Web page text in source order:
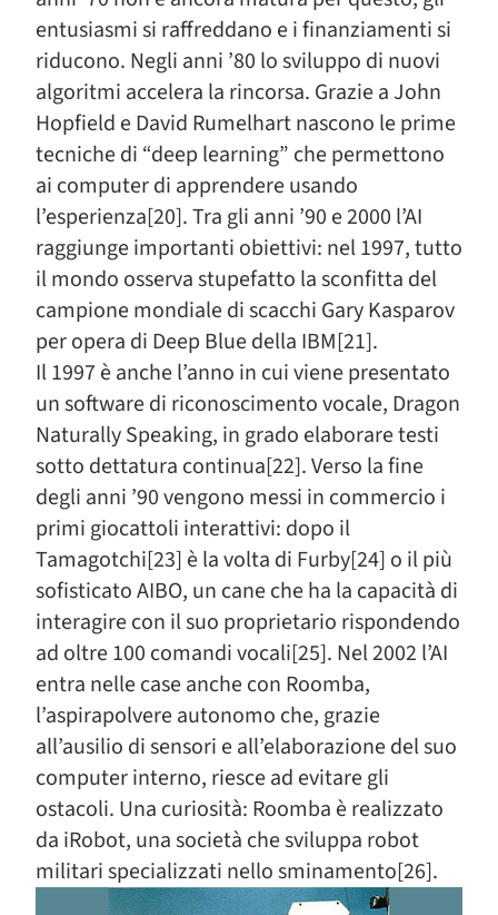
entusiasmi si raffreddano e i finanziamenti si
riducono. Negli anni ’80 lo sviluppo di nuovi
algoritmi accelera la rincorsa. Grazie a John
Hopfield e David Rumelhart nascono le prime
tecniche di “deep learning” che permettono
ai computer di apprendere usando
l’esperienza[20]. Tra gli anni ’90 e 2000 l’AI
raggiunge importanti obiettivi: nel 1997, tutto
il mondo osserva stupefatto la sconfitta del
campione mondiale di scacchi Gary Kasparov
per opera di Deep Blue della IBM[21].
Il 1997 è anche l’anno in cui viene presentato
un software di riconoscimento vocale, Dragon
Naturally Speaking, in grado elaborare testi
sotto dettatura continua[22]. Verso la fine
degli anni ’90 vengono messi in commercio i
primi giocattoli interattivi: dopo il
Tamagotchi[23] è la volta di Furby[24] o il più
sofisticato AIBO, un cane che ha la capacità di
interagire con il suo proprietario rispondendo
ad oltre 100 comandi vocali[25]. Nel 2002 l’AI
entra nelle case anche con Roomba,
l’aspirapolvere autonomo che, grazie
all’ausilio di sensori e all’elaborazione del suo
computer interno, riesce ad evitare gli
ostacoli. Una curiosità: Roomba è realizzato
da iRobot, una società che sviluppa robot
militari specializzati nello sminamento[26].